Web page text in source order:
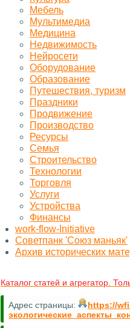
Мебель
Мультимедиа
Медицина
Недвижимость
Нейросети
Оборудование
Образование
Путешествия, туризм
Праздники
Продвижение
Производство
Ресурсы
Семья
Строительство
Технологии
Торговля
Услуги
Устройства
Финансы
work-flow-Initiative
Советпанк 'Союз маньяк'
Архив исторических
Каталог статей и агрегатор.
Адрес страницы:
https://